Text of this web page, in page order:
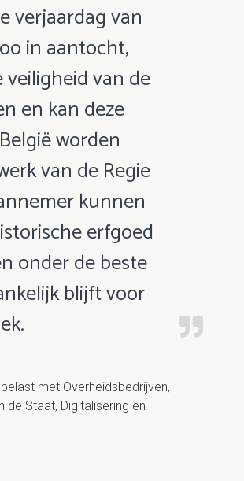
verjaardag van
in aantocht,
van de
en kan deze
worden
van de Regie
kunnen
erfgoed
onder de beste
blijft voor
met Overheidsbedrijven,
de Staat, Digitalisering en